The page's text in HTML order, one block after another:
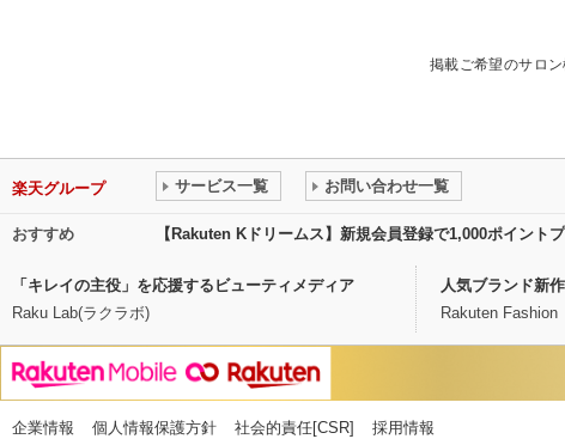
掲載ご希望のサロン
楽天グループ サービス一覧 お問い合わせ一覧
おすすめ 【Rakuten Kドリームス】新規会員登録で1,000ポイント
「キレイの主役」を応援するビューティメディア
Raku Lab(ラクラボ)
人気ブランド新
Rakuten Fashion
企業情報 個人情報保護方針 社会的責任[CSR] 採用情報